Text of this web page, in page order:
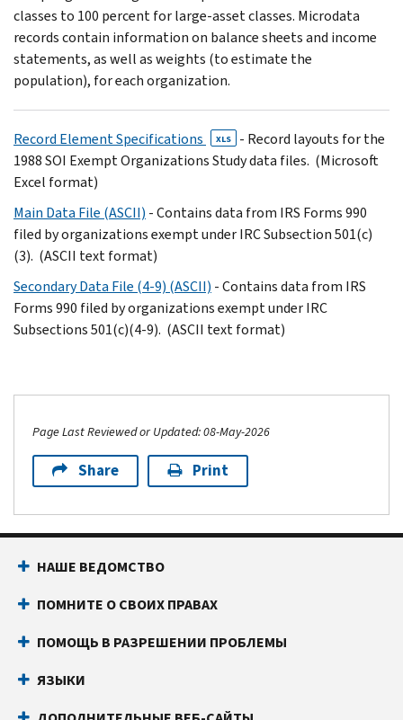
classes to 100 percent for large-asset classes. Microdata
records contain information on balance sheets and income
statements, as well as weights (to estimate the
population), for each organization.
Record Element Specifications XLS
- Record layouts for the
1988 SOI Exempt Organizations Study data files. (Microsoft
Excel format)
Main Data File (ASCII) - Contains data from IRS Forms 990
filed by organizations exempt under IRC Subsection 501(c)
(3). (ASCII text format)
Secondary Data File (4-9) (ASCII) - Contains data from IRS
Forms 990 filed by organizations exempt under IRC
Subsections 501(c)(4-9). (ASCII text format)
Page Last Reviewed or Updated: 08-May-2026
Share Print
НАШЕ ВЕДОМСТВО
ПОМНИТЕ О СВОИХ ПРАВАХ
ПОМОЩЬ В РАЗРЕШЕНИИ ПРОБЛЕМЫ
ЯЗЫКИ